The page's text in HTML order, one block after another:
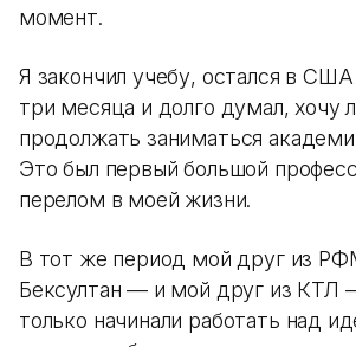
момент.
Я закончил учебу, остался в
три месяца и долго думал, хочу
продолжать заниматься
Это был первый большой
перелом в моей жизни.
В тот же период мой друг из
Бексултан — и мой друг из
только начинали работать над